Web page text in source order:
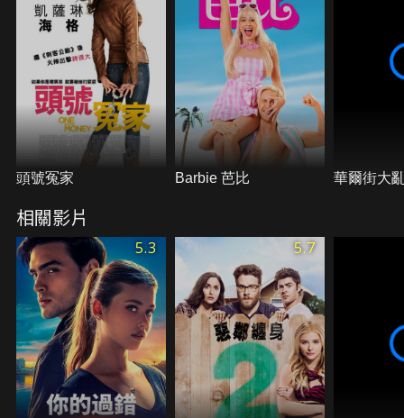
頭號冤家 Barbie 芭比 華爾街大
相關影片
5.3 5.7